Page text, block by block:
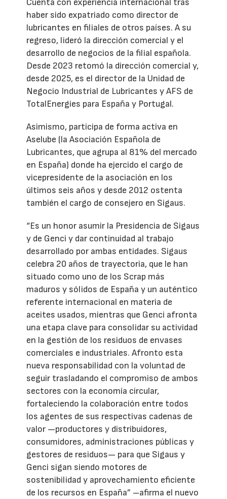
Cuenta con experiencia internacional tras
haber sido expatriado como director de
lubricantes en filiales de otros países. A su
regreso, lideró la dirección comercial y el
desarrollo de negocios de la filial española.
Desde 2023 retomó la dirección comercial y,
desde 2025, es el director de la Unidad de
Negocio Industrial de Lubricantes y AFS de
TotalEnergies para España y Portugal.
Asimismo, participa de forma activa en
Aselube (la Asociación Española de
Lubricantes, que agrupa al 81% del mercado
en España) donde ha ejercido el cargo de
vicepresidente de la asociación en los
últimos seis años y desde 2012 ostenta
también el cargo de consejero en Sigaus.
“Es un honor asumir la Presidencia de Sigaus
y de Genci y dar continuidad al trabajo
desarrollado por ambas entidades. Sigaus
celebra 20 años de trayectoria, que le han
situado como uno de los Scrap más
maduros y sólidos de España y un auténtico
referente internacional en materia de
aceites usados, mientras que Genci afronta
una etapa clave para consolidar su actividad
en la gestión de los residuos de envases
comerciales e industriales. Afronto esta
nueva responsabilidad con la voluntad de
seguir trasladando el compromiso de ambos
sectores con la economía circular,
fortaleciendo la colaboración entre todos
los agentes de sus respectivas cadenas de
valor —productores y distribuidores,
consumidores, administraciones públicas y
gestores de residuos— para que Sigaus y
Genci sigan siendo motores de
sostenibilidad y aprovechamiento eficiente
de los recursos en España” –afirma el nuevo